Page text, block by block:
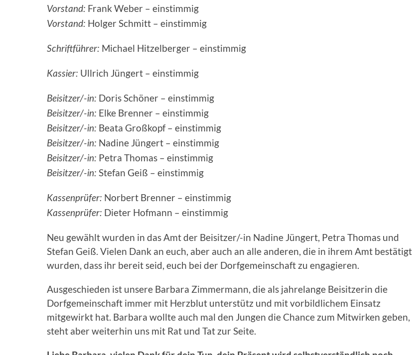
Vorstand: Frank Weber – einstimmig
Vorstand: Holger Schmitt – einstimmig
Schriftführer: Michael Hitzelberger – einstimmig
Kassier: Ullrich Jüngert – einstimmig
Beisitzer/-in: Doris Schöner – einstimmig
Beisitzer/-in: Elke Brenner – einstimmig
Beisitzer/-in: Beata Großkopf – einstimmig
Beisitzer/-in: Nadine Jüngert – einstimmig
Beisitzer/-in: Petra Thomas – einstimmig
Beisitzer/-in: Stefan Geiß – einstimmig
Kassenprüfer: Norbert Brenner – einstimmig
Kassenprüfer: Dieter Hofmann – einstimmig
Neu gewählt wurden in das Amt der Beisitzer/-in Nadine Jüngert, Petra Thomas und
Stefan Geiß. Vielen Dank an euch, aber auch an alle anderen, die in ihrem Amt bestätigt
wurden, dass ihr bereit seid, euch bei der Dorfgemeinschaft zu engagieren.
Ausgeschieden ist unsere Barbara Zimmermann, die als jahrelange Beisitzerin die
Dorfgemeinschaft immer mit Herzblut unterstütz und mit vorbildlichem Einsatz
mitgewirkt hat. Barbara wollte auch mal den Jungen die Chance zum Mitwirken geben,
steht aber weiterhin uns mit Rat und Tat zur Seite.